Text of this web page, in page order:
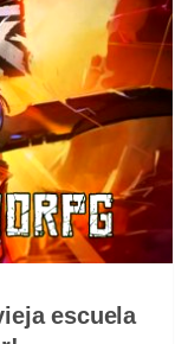
escuela